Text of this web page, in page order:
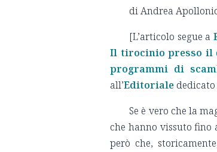
di Andrea
[L’articolo segue a
Il tirocinio presso il
programmi di
all’Editoriale
Se è vero che la
che hanno vissuto fino
però che,